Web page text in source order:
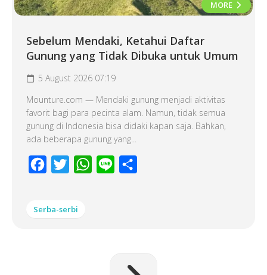
MORE
Sebelum Mendaki, Ketahui Daftar
Gunung yang Tidak Dibuka untuk Umum
5 August 2026 07:19
Mounture.com — Mendaki gunung menjadi aktivitas
favorit bagi para pecinta alam. Namun, tidak semua
gunung di Indonesia bisa didaki kapan saja. Bahkan,
ada beberapa gunung yang...
Facebook
Twitter WhatsApp
Line
Serba-serbi